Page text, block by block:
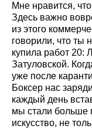
Мне нравится,
Здесь важно
из этого
говорили, что ты
купила работ
Затуловской.
уже после
Боксер нас
каждый день
мы стали больше
искусство, не